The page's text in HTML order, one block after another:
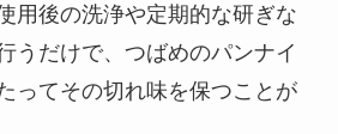
用後の洗浄や定期的な研ぎな
うだけで、つばめのパンナイ
ってその切れ味を保つことが